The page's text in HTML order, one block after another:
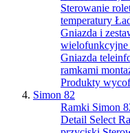
Sterowanie
temperatury
Gniazda i
wielofunkcyjne
Gniazda
ramkami
Produkty
Simon 82
Ramki Simon
Detail Select